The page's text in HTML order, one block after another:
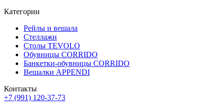
Категории
Рейлы и вешала
Стеллажи
Столы TEVOLO
Обувницы CORRIDO
Банкетки-обувницы CORRIDO
Вешалки APPENDI
Контакты
+7 (991) 120-37-73